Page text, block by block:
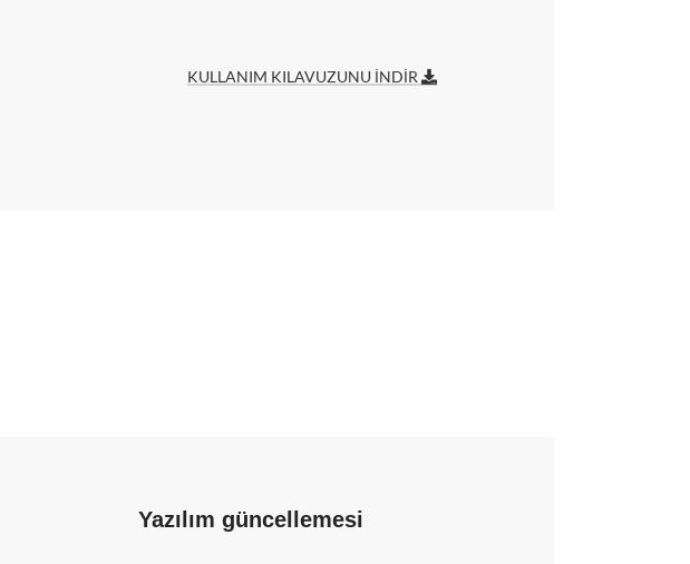
KULLANIM KILAVUZUNU İNDİR
Yazılım güncellemesi